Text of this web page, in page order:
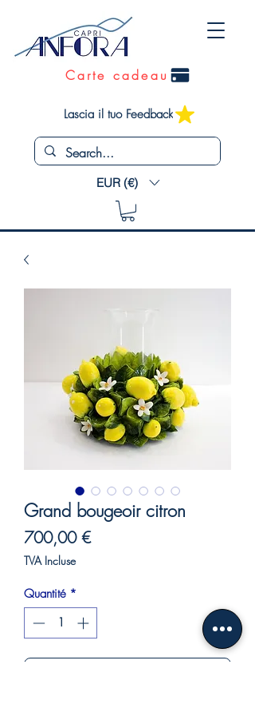
Carte cadeau
Lascia il tuo Feedback
EUR (€)
Grand bougeoir citron
700,00 €Prix
TVA Incluse
Quantité *